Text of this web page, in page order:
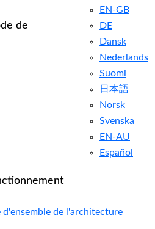
EN-GB
DE
Dansk
Nederlands
Suomi
日本語
Norsk
Svenska
EN-AU
Español
de
d'ensemble de l'architecture